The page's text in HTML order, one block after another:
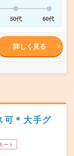
50代 60代
詳しく見る
可＊大手グ
ート